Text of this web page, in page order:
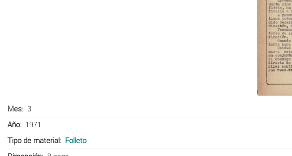
Mes
3
Año
1971
Tipo de material
Folleto